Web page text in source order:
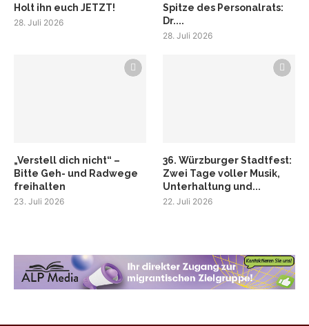
Holt ihn euch JETZT!
28. Juli 2026
Spitze des Personalrats:
Dr....
28. Juli 2026
„Verstell dich nicht“ –
Bitte Geh- und Radwege
freihalten
23. Juli 2026
36. Würzburger Stadtfest:
Zwei Tage voller Musik,
Unterhaltung und...
22. Juli 2026